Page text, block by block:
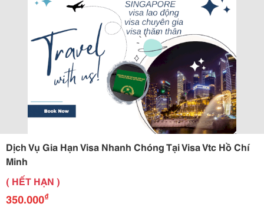
Dịch Vụ Gia Hạn Visa Nhanh Chóng Tại Visa Vtc Hồ Chí
Minh
( HẾT HẠN )
350.000₫